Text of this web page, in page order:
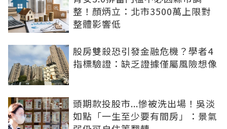
整！顏炳立：北市3500萬上限對
整體影響低
股房雙殺恐引發金融危機？學者4
指標驗證：缺乏證據僅屬風險想像
頭期款投股市...慘被洗出場！吳淡
如點「一生至少要有間房」：景氣